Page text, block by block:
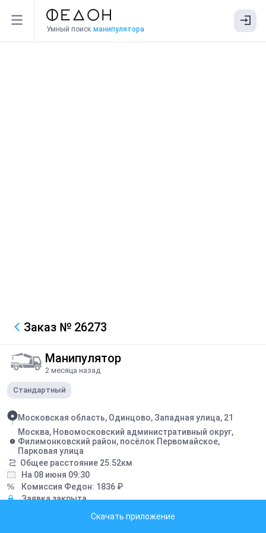
Умный поиск манипулятора
Заказ № 26273
Манипулятор
2 месяца назад
Стандартный
Московская область, Одинцово, Западная улица, 21
Москва, Новомосковский административный округ,
Филимонковский район, посёлок Первомайское,
Парковая улица
Общее расстояние 25.52км
На 08 июня 09:30
Комиссия Федон: 1836 ₽
Заявка закрыта
Скачать приложение